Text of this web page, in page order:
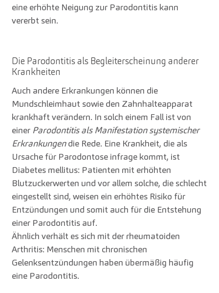
eine erhöhte Neigung zur Parodontitis kann
vererbt sein.
Die Parodontitis als Begleiterscheinung anderer
Krankheiten
Auch andere Erkrankungen können die
Mundschleimhaut sowie den Zahnhalteapparat
krankhaft verändern. In solch einem Fall ist von
einer Parodontitis als Manifestation systemischer
Erkrankungendie Rede. Eine Krankheit, die als
Ursache für Parodontose infrage kommt, ist
Diabetes mellitus: Patienten mit erhöhten
Blutzuckerwerten und vor allem solche, die schlecht
eingestellt sind, weisen ein erhöhtes Risiko für
Entzündungen und somit auch für die Entstehung
einer Parodontitis auf.
Ähnlich verhält es sich mit der rheumatoiden
Arthritis: Menschen mit chronischen
Gelenksentzündungen haben übermäßig häufig
eine Parodontitis.